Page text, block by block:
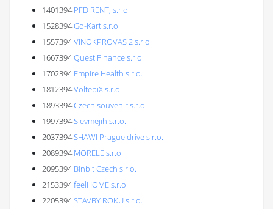
1401394 PFD RENT, s.r.o.
1528394Go-Kart s.r.o.
1557394VINOKPROVAS 2 s.r.o.
1667394Quest Finance s.r.o.
1702394 Empire Health s.r.o.
1812394VoltepiX s.r.o.
1893394Czech souvenir s.r.o.
1997394Slevmejih s.r.o.
2037394SHAWI Prague drive s.r.o.
2089394 MORELE s.r.o.
2095394 Binbit Czech s.r.o.
2153394feelHOME s.r.o.
2205394STAVBY ROKU s.r.o.